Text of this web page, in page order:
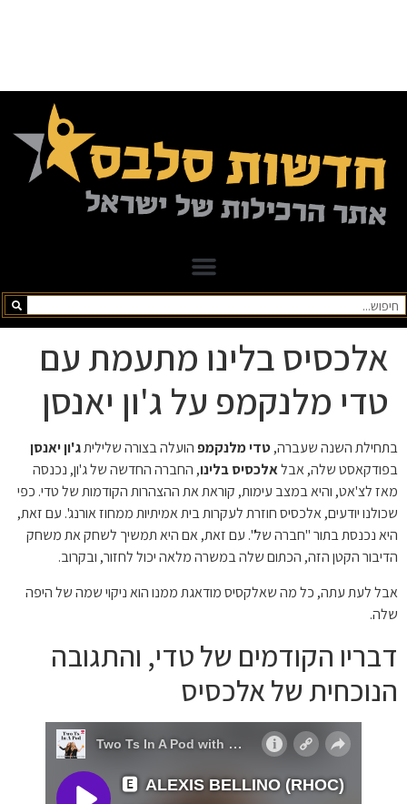
אלכסיס בלינו מתעמת עם
טדי מלנקמפ על ג'ון יאנסן
בתחילת השנה שעברה,טדי מלנקמפ הועלה בצורה שליליתג'ון יאנסן
בפודקאסט שלה, אבלאלכסיס בלינו, החברה החדשה של ג'ון, נכנסה
מאז לצ'אט, והיא במצב עימות, קוראת את ההצהרות הקודמות של טדי. כפי
שכולנו יודעים, אלכסיס חוזרת לעקרות בית אמיתיות ממחוז אורנג'. עם זאת,
היא נכנסת בתור "חברה של". עם זאת, אם היא תמשיך לשחק את משחק
הדיבור הקטן הזה, הכתום שלה במשרה מלאה יכול לחזור, ובקרוב.
אבל לעת עתה, כל מה שאלקסיס מודאגת ממנו הוא ניקוי שמה של היפה
שלה.
דבריו הקודמים של טדי, והתגובה
הנוכחית של אלכסיס